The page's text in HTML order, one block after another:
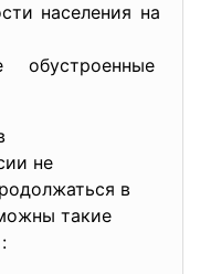
населения на
не
в
такие